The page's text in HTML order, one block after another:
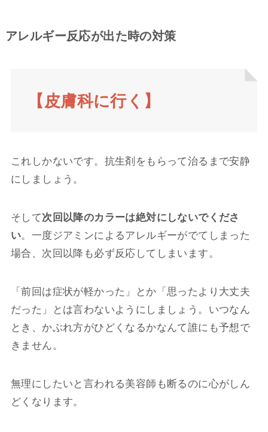
アレルギー反応が出た時の対策
【皮膚科に行く】
これしかないです。抗生剤をもらって治るまで安静
にしましょう。
そして次回以降のカラーは絶対にしないでくださ
い。一度ジアミンによるアレルギーがでてしまった
場合、次回以降も必ず反応してしまいます。
「前回は症状が軽かった」とか「思ったより大丈夫
だった」とは言わないようにしましょう。いつなん
とき、かぶれ方がひどくなるかなんて誰にも予想で
きません。
無理にしたいと言われる美容師も断るのに心がしん
どくなります。